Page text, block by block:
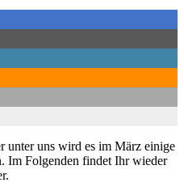
unter uns wird es im März einige
Im Folgenden findet Ihr wieder